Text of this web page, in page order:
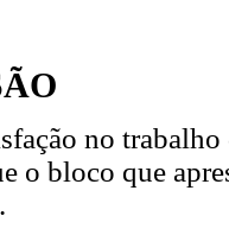
no
o bloco que